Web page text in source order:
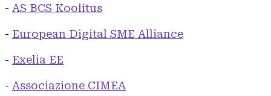
- AS BCS Koolitus
- European Digital SME Alliance
- Exelia EE
- Associazione CIMEA